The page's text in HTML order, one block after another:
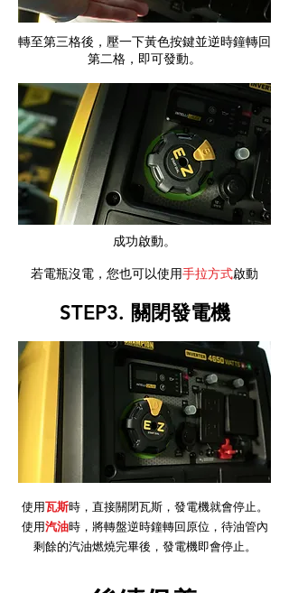
​轉至第三格後，壓一下黃色按鍵並逆時鐘轉回
第二格，即可發動。
成功啟動。
若電瓶沒電，您也可以使用手拉方式啟動
STEP3. 關閉發電機
使用瓦斯時，直接關閉瓦斯，發電機就會停止。
使用汽油時，將轉盤逆時鐘轉回原位，待油管內
剩餘的汽油燃燒完畢後，發電機即會停止。